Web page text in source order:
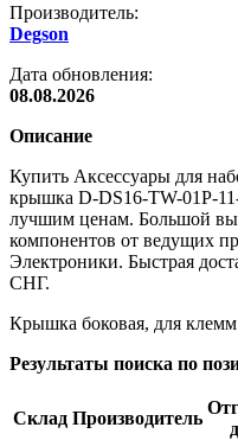
Производитель:
Degson
Дата обновления:
08.08.2026
Описание
Купить Аксессуары для
крышка D-DS16-TW-01P-
лучшим ценам. Большой
компонентов от ведущих
Электроники. Быстрая
СНГ.
Крышка боковая, для
Результаты поиска по
Склад Производитель